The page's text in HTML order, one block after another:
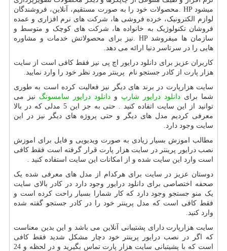
میشود . HP محصولات خود را به صورت مستقیم، آنلاین، فروشندگان
لوازم الکترونیک، خرده فروشی ها، شرکت های نرم افزاری و عمده
فروشان تکنولوژیک به خانواده ها، شرکت های کوچک و متوسط و
سازمان ها میفروشد . HP نیز برای محصولاتش خدمات و مشاوره
هایی را در سرتاسر دنیا ارائه می دهد.
کاربران عزیز برای دانلود درایور اچ پی نیز فقط کافی است از سایت
هزار پارت از کادر جستجو نام پرینتر مورد نظر خود را وارد نمایید.
سایت هزارپارت در برند های دیگر نیز فعالیت کرده است به طوری
شما برای دانلود درایور شارپ و دانلود درایور سامسونگ نیز می
توانید از این سایت اتفاده کنید . حتی به جز این 5 مدلی که در بالا
معرفی کردیم مدل های دیگر و حتی پروژه های دیگر نیز در این
سایت وجود دارد.
مطالب اموزش بسیار زیادی به صورت ویدیویی و فایل برای اموزش
نصب درایور پرینتر در سایت هزار پارت قرار گرفته است فقط کافی
است وارد این سایت شده و از امکانات این سایت استفاده کنید .
دوستان عزیز در سایت برای هرکدام از مدل های معرفی شده یک
صحفه اختصاصی برای دانلود درایور وجود دارد در کادر بالای سایت
یک منو جستجو وجود دارد که کار شمارا بسیار راحت کرده است و
فقط کافی است که مدل پرینتر خود را در کادر جستجو گفته شده
وارد کنید.
سایت هزارپارت دارای پشتیبانی آنلاین می باشد و این بدین معناست
که اگر در نصب درایور پرینتر خود دچار مشکل شدید فقط کافی
است که با پشیتبانی سایت هزار پارت تماس بگیرید و در لحظه و 24